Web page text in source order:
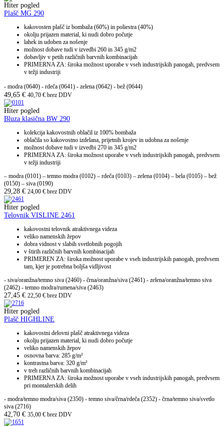
Hiter pogled
Plašč MG 290
kakovosten plašč iz bombaža (60%) in poliestra (40%)
okolju prijazen material, ki nudi dobro počutje
lahek in udoben za nošenje
možnost dobave tudi v izvedbi 260 in 345 g/m2
dobavljiv v petih različnih barvnih kombinacijah
PRIMERNA ZA: široka možnost uporabe v vseh industrijskih panogah, predvsem
v težji industriji
- modra (0640) - rdeča (0641) - zelena (0642) - bež (0644)
49,65 € 40,70 € brez DDV
Hiter pogled
Bluza klasična BW 290
kolekcija kakovostnih oblačil iz 100% bombaža
oblačila so kakovostno izdelana, prijetnih krojev in udobna za nošenje
možnost dobave tudi v izvedbi 270 in 345 g/m2
PRIMERNA ZA: široka možnost uporabe v vseh industrijskih panogah, predvsem
v težji industriji
– modra (0101) – temno modra (0102) – rdeča (0103) – zelena (0104) – bela (0105) – bež
(0150) – siva (0190)
29,28 € 24,00 € brez DDV
Hiter pogled
Telovnik VISLINE 2461
kakovostni telovnik atraktivnega videza
veliko namenskih žepov
dobra vidnost v slabih svetlobnih pogojih
v štirih različnih barvnih kombinacijah
PRIMEREN ZA: široka možnost uporabe v vseh industrijskih panogah, predvsem
tam, kjer je potrebna boljša vidljivost
- siva/oranžna/temno siva (2460) - črna/oranžna/siva (2461) - zelena/oranžna/temno siva
(2462) - temno modra/rumena/siva (2463)
27,45 € 22,50 € brez DDV
Hiter pogled
Plašč HIGHLINE
kakovostni delovni plašč atraktivnega videza
okolju prijazen material, ki nudi dobro počutje
veliko namenskih žepov
osnovna barva: 285 g/m²
kontrastna barva: 320 g/m²
v treh različnih barvnih kombinacijah
PRIMERNA ZA: široka možnost uporabe v vseh industrijskih panogah, predvsem
pri montažerskih delih
- modra/temno modra/siva (2350) - temno siva/črna/rdeča (2352) - črna/temno siva/svetlo
siva (2716)
42,70 € 35,00 € brez DDV